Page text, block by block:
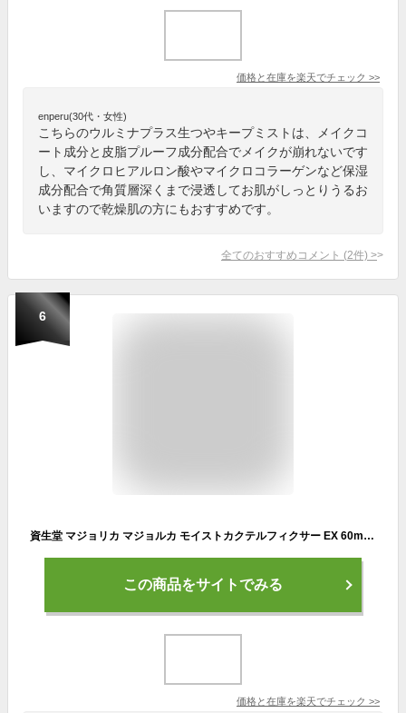
価格と在庫を楽天でチェック >>
enperu(30代・女性)
こちらのウルミナプラス生つやキープミストは、メイクコ
ート成分と皮脂プルーフ成分配合でメイクが崩れないです
し、マイクロヒアルロン酸やマイクロコラーゲンなど保湿
成分配合で角質層深くまで浸透してお肌がしっとりうるお
いますので乾燥肌の方にもおすすめです。
全てのおすすめコメント (2件) >
6
資生堂 マジョリカ マジョルカ モイストカクテルフィクサー EX 60ml メイクキープミスト 爽やかなフローラルシトラスの香り MAJOLICA MAJORCA スプレー・フィニッシングミスト [2828] メール便無料[A][TG100] キープミスト メイク固定
この商品をサイトでみる
価格と在庫を楽天でチェック >>